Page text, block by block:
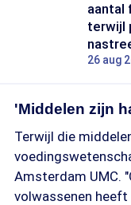
aantal
terwijl
26 aug
'Middelen zijn
Terwijl die
Amsterdam UMC.
volwassenen